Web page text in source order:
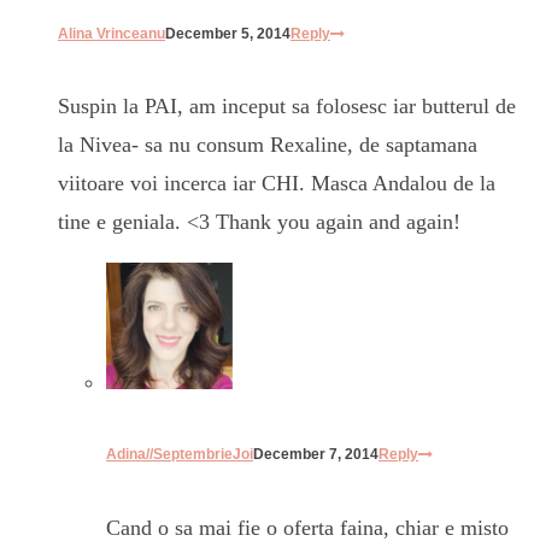
Alina VrinceanuDecember 5, 2014Reply
Suspin la PAI, am inceput sa folosesc iar butterul de
la Nivea- sa nu consum Rexaline, de saptamana
viitoare voi incerca iar CHI. Masca Andalou de la
tine e geniala. <3 Thank you again and again!
Adina//SeptembrieJoiDecember 7, 2014Reply
Cand o sa mai fie o oferta faina, chiar e misto